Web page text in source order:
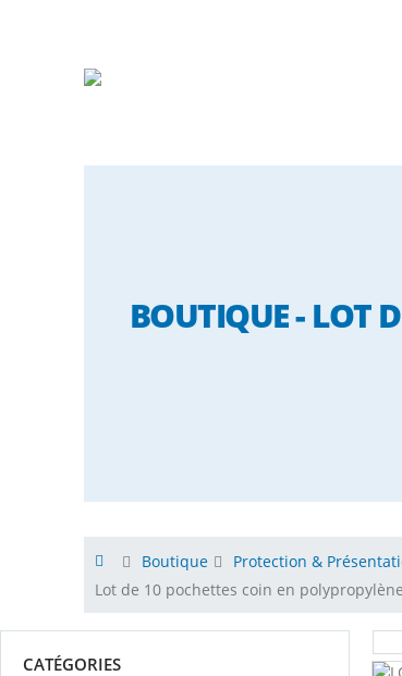
BOUTIQUE - LOT
Boutique Protection &
Lot de 10 pochettes coin en
CATÉGORIES